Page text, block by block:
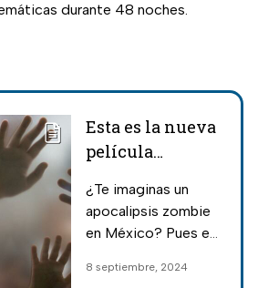
durante 48 noches.
Esta es la nueva
película
terror de
zombies
¿Te imaginas un
apocalipsis zombie
en México? Pues el
Ezban lanzará una
8 septiembre, 2024